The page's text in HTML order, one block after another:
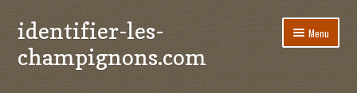
Aller
à
la
Aller
au
contenu
identifier-les-
champignons.com
Menu